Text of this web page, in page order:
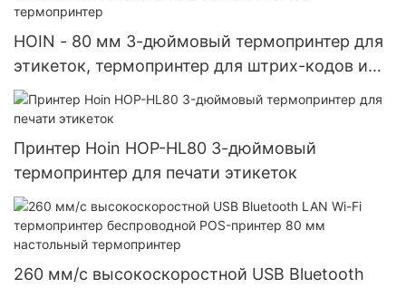
HOIN - 80 мм 3-дюймовый термопринтер для
этикеток, термопринтер для штрих-кодов и
чеков, бесплатное программное обеспечение,
80 мм настольный термопринтер
Принтер Hoin HOP-HL80 3-дюймовый
термопринтер для печати этикеток
260 мм/с высокоскоростной USB Bluetooth